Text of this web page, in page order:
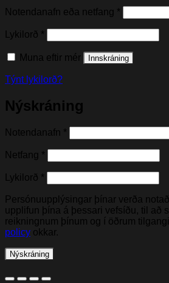
Notendanafn eða netfang *
Lykilorð *
Muna eftir mér Innskráning
Týnt lykilorð?
Nýskráning
Notendanafn *
Netfang *
Lykilorð *
Persónuupplýsingar þínar verða
upplifun þína á þessari vefsíðu, til að
reikningnum þínum og í öðrum
policy okkar.
Nýskráning